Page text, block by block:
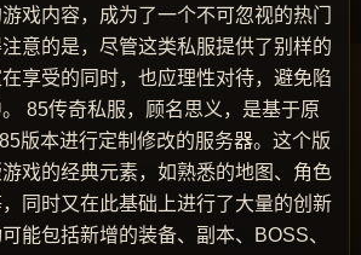
戏内容，成为了一个不可忽视的热门
意的是，尽管这类私服提供了别样的
享受的同时，也应理性对待，避免陷
85传奇私服，顾名思义，是基于原
版本进行定制修改的服务器。这个版
戏的经典元素，如熟悉的地图、角色
同时又在此基础上进行了大量的创新
能包括新增的装备、副本、BOSS、